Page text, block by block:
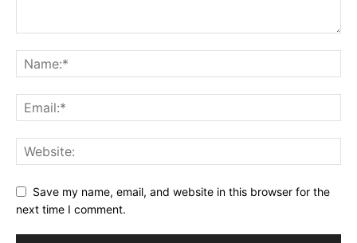
Save my name, email, and website in this browser for the
next time I comment.